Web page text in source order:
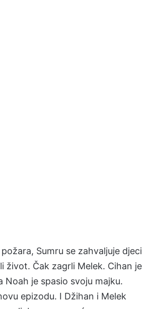
Sumru se zahvaljuje djeci
život. Čak zagrli Melek. Cihan je
Noah je spasio svoju majku.
epizodu. I Džihan i Melek